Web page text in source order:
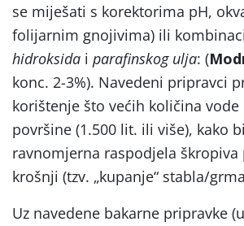
se miješati s korektorima pH,
folijarnim gnojivima) ili
hidroksida i parafinskog ulja: (
konc. 2-3%). Navedeni pripravci
korištenje što većih količina
površine (1.500 lit. ili više), kako
ravnomjerna raspodjela škropiva
krošnji (tzv. „kupanje“ stabla/
Uz navedene bakarne pripravke